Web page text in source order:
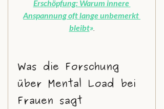
Erschöpfung: Warum innere
Anspannung oft lange unbemerkt
bleibt».
Was die Forschung
über Mental Load bei
Frauen sagt